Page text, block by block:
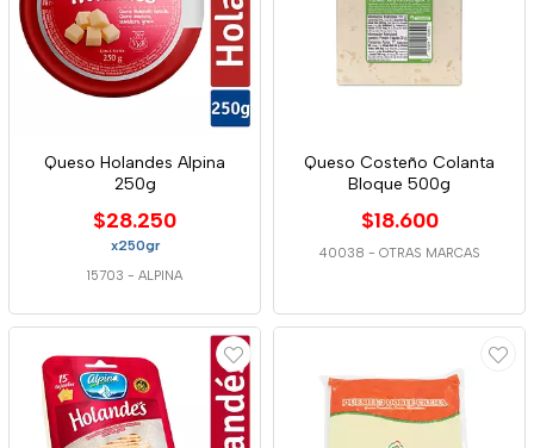
Queso Holandes Alpina
250g
$28.250
x250gr
15703 - ALPINA
Queso Costeño Colanta
Bloque 500g
$18.600
40038 - OTRAS MARCAS